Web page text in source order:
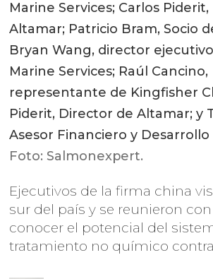
Marine Services; Carlos
Altamar; Patricio Bram, Socio
Bryan Wang, director
Marine Services; Raúl Cancino,
representante de Kingfisher
Piderit, Director de Altamar; y
Asesor Financiero y
Foto: Salmonexpert.
Ejecutivos de la firma china
sur del país y se reunieron
conocer el potencial del
tratamiento no químico